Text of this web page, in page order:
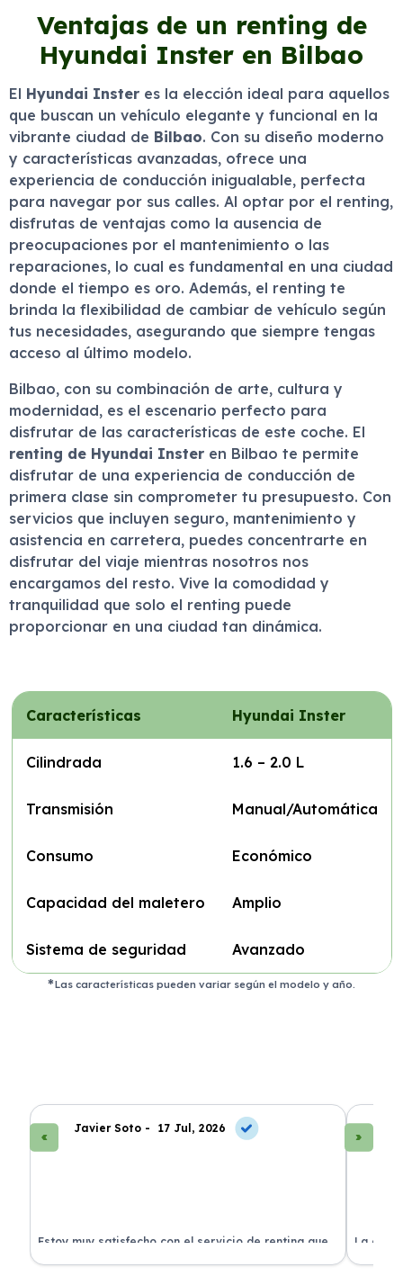
Ventajas de un renting de
Hyundai Inster en Bilbao
El Hyundai Inster es la elección ideal para aquellos
que buscan un vehículo elegante y funcional en la
vibrante ciudad de Bilbao. Con su diseño moderno
y características avanzadas, ofrece una
experiencia de conducción inigualable, perfecta
para navegar por sus calles. Al optar por el renting,
disfrutas de ventajas como la ausencia de
preocupaciones por el mantenimiento o las
reparaciones, lo cual es fundamental en una ciudad
donde el tiempo es oro. Además, el renting te
brinda la flexibilidad de cambiar de vehículo según
tus necesidades, asegurando que siempre tengas
acceso al último modelo.
Bilbao, con su combinación de arte, cultura y
modernidad, es el escenario perfecto para
disfrutar de las características de este coche. El
renting de Hyundai Inster en Bilbao te permite
disfrutar de una experiencia de conducción de
primera clase sin comprometer tu presupuesto. Con
servicios que incluyen seguro, mantenimiento y
asistencia en carretera, puedes concentrarte en
disfrutar del viaje mientras nosotros nos
encargamos del resto. Vive la comodidad y
tranquilidad que solo el renting puede
proporcionar en una ciudad tan dinámica.
Características Hyundai Inster
Cilindrada 1.6 – 2.0 L
Transmisión Manual/Automática
Consumo Económico
Capacidad del maletero Amplio
Sistema de seguridad Avanzado
Las características pueden variar según el modelo y año.
Javier Soto - 17 Jul, 2026
Estoy muy satisfecho con el servicio de renting que
he contratado. ¡Todo incluido y sin complicaciones!
La
en